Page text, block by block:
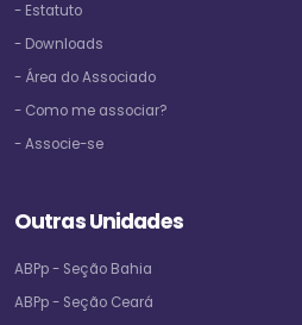
- Estatuto
- Downloads
- Área do Associado
- Como me associar?
- Associe-se
Outras Unidades
ABPp - Seção Bahia
ABPp - Seção Ceará